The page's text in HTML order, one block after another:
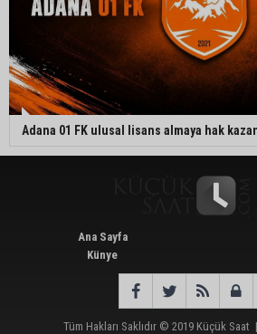
Adana 01 FK ulusal lisans almaya hak
Ana Sayfa
Künye
Tüm Hakları Saklıdır © 2019 Küçük Saat |